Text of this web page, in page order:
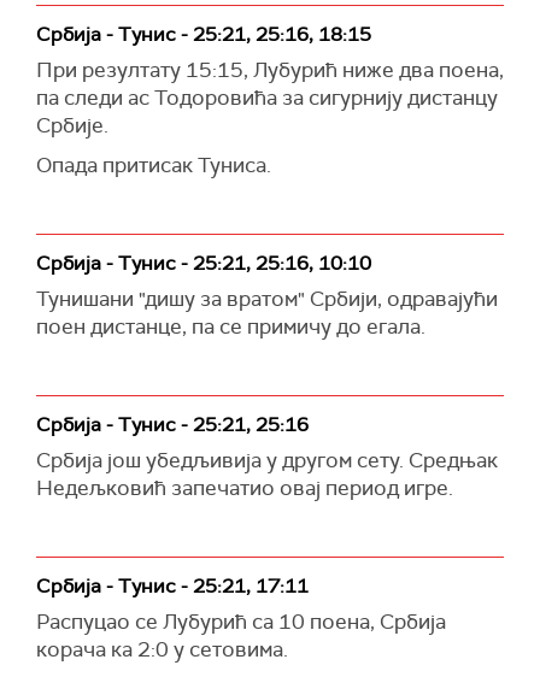
Србија - Тунис - 25:21, 25:16, 18:15
При резултату 15:15, Лубурић ниже два поена,
па следи ас Тодоровића за сигурнију дистанцу
Србије.
Опада притисак Туниса.
Србија - Тунис - 25:21, 25:16, 10:10
Тунишани "дишу за вратом" Србији, одравајући
поен дистанце, па се примичу до егала.
Србија - Тунис - 25:21, 25:16
Србија још убедљивија у другом сету. Средњак
Недељковић запечатио овај период игре.
Србија - Тунис - 25:21, 17:11
Распуцао се Лубурић са 10 поена, Србија
корача ка 2:0 у сетовима.